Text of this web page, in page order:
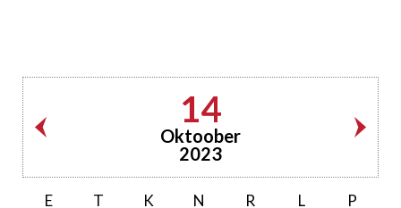
14
Oktoober
2023
E T K N R L P